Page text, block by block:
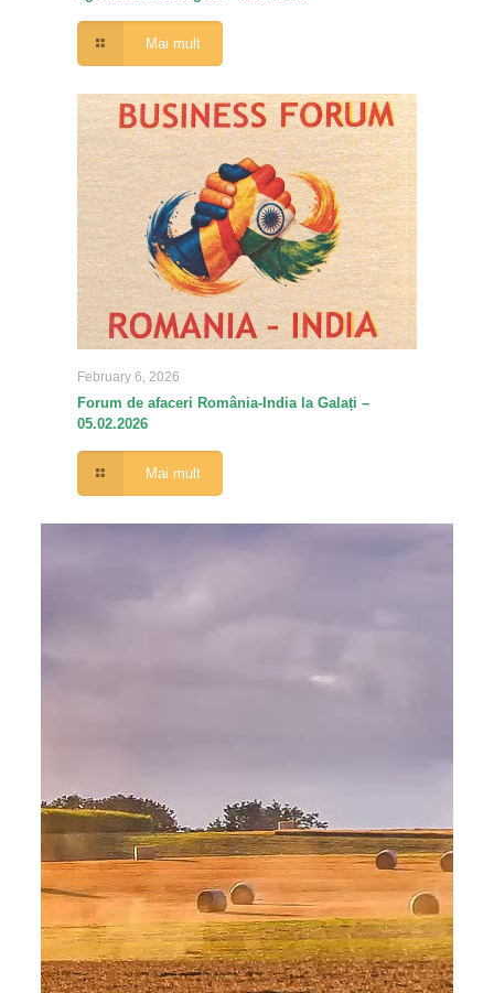
Mai mult
February 6, 2026
Forum de afaceri România-India la Galați –
05.02.2026
Mai mult